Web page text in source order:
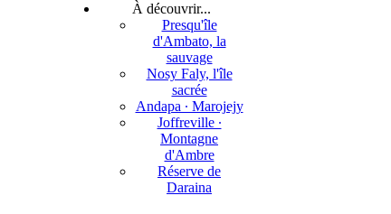
À découvrir...
Presqu'île
d'Ambato, la
sauvage
Nosy Faly, l'île
sacrée
Andapa ∙ Marojejy
Joffreville ∙
Montagne
d'Ambre
Réserve de
Daraina